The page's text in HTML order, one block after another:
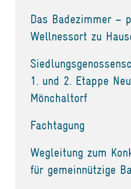
Das Badezimmer –
Wellnessort zu
1. und 2. Etappe
Mönchaltorf
Fachtagung
Wegleitung zum
für gemeinnützige